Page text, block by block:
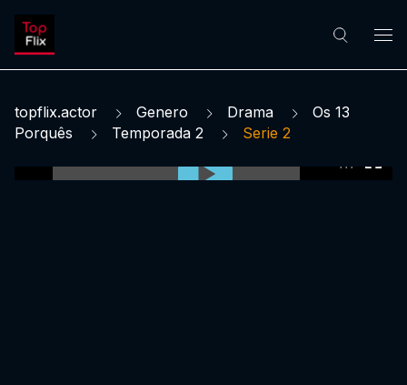
topflix.actor Genero Drama
Os 13
Porquês
Temporada 2 Serie 2